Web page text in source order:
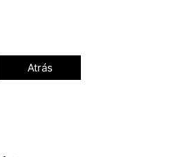
Atrás